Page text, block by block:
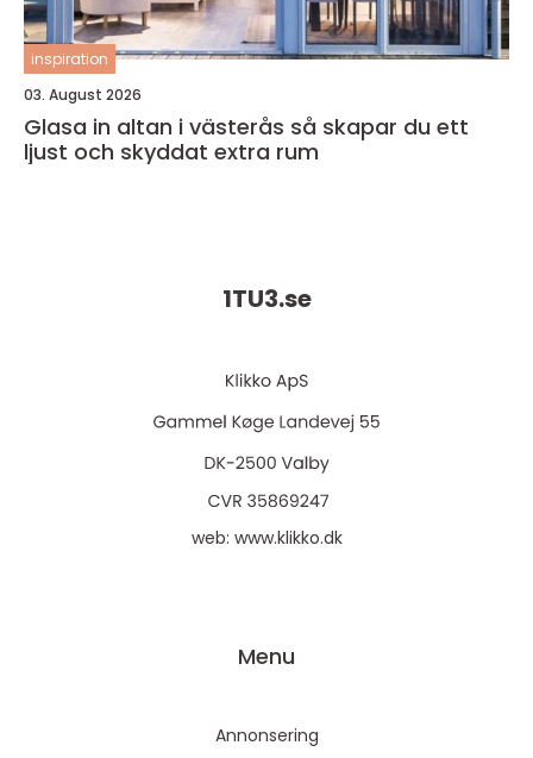
inspiration
03. August 2026
Glasa in altan i västerås så skapar du ett
ljust och skyddat extra rum
1TU3.se
web: www.klikko.dk
Menu
Annonsering